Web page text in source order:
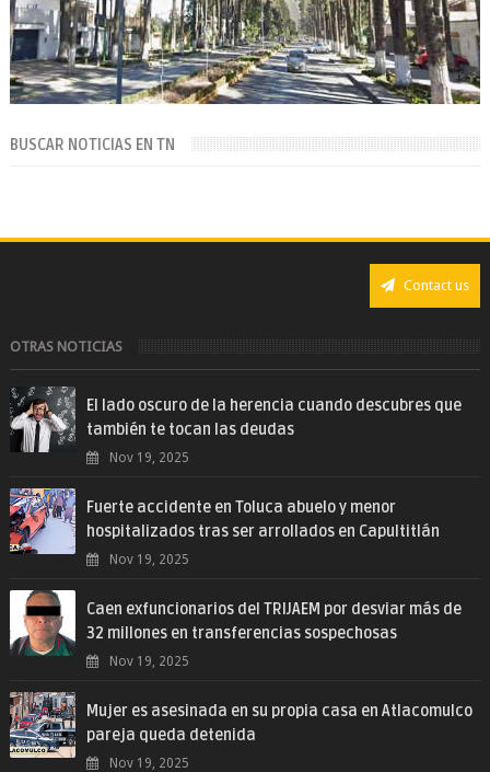
BUSCAR NOTICIAS EN TN
Contact us
OTRAS NOTICIAS
El lado oscuro de la herencia cuando descubres que
también te tocan las deudas
Nov 19, 2025
Fuerte accidente en Toluca abuelo y menor
hospitalizados tras ser arrollados en Capultitlán
Nov 19, 2025
Caen exfuncionarios del TRIJAEM por desviar más de
32 millones en transferencias sospechosas
Nov 19, 2025
Mujer es asesinada en su propia casa en Atlacomulco
pareja queda detenida
Nov 19, 2025